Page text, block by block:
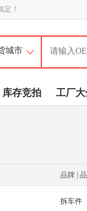
！
库存竞拍 工厂大
品牌 |
拆车件